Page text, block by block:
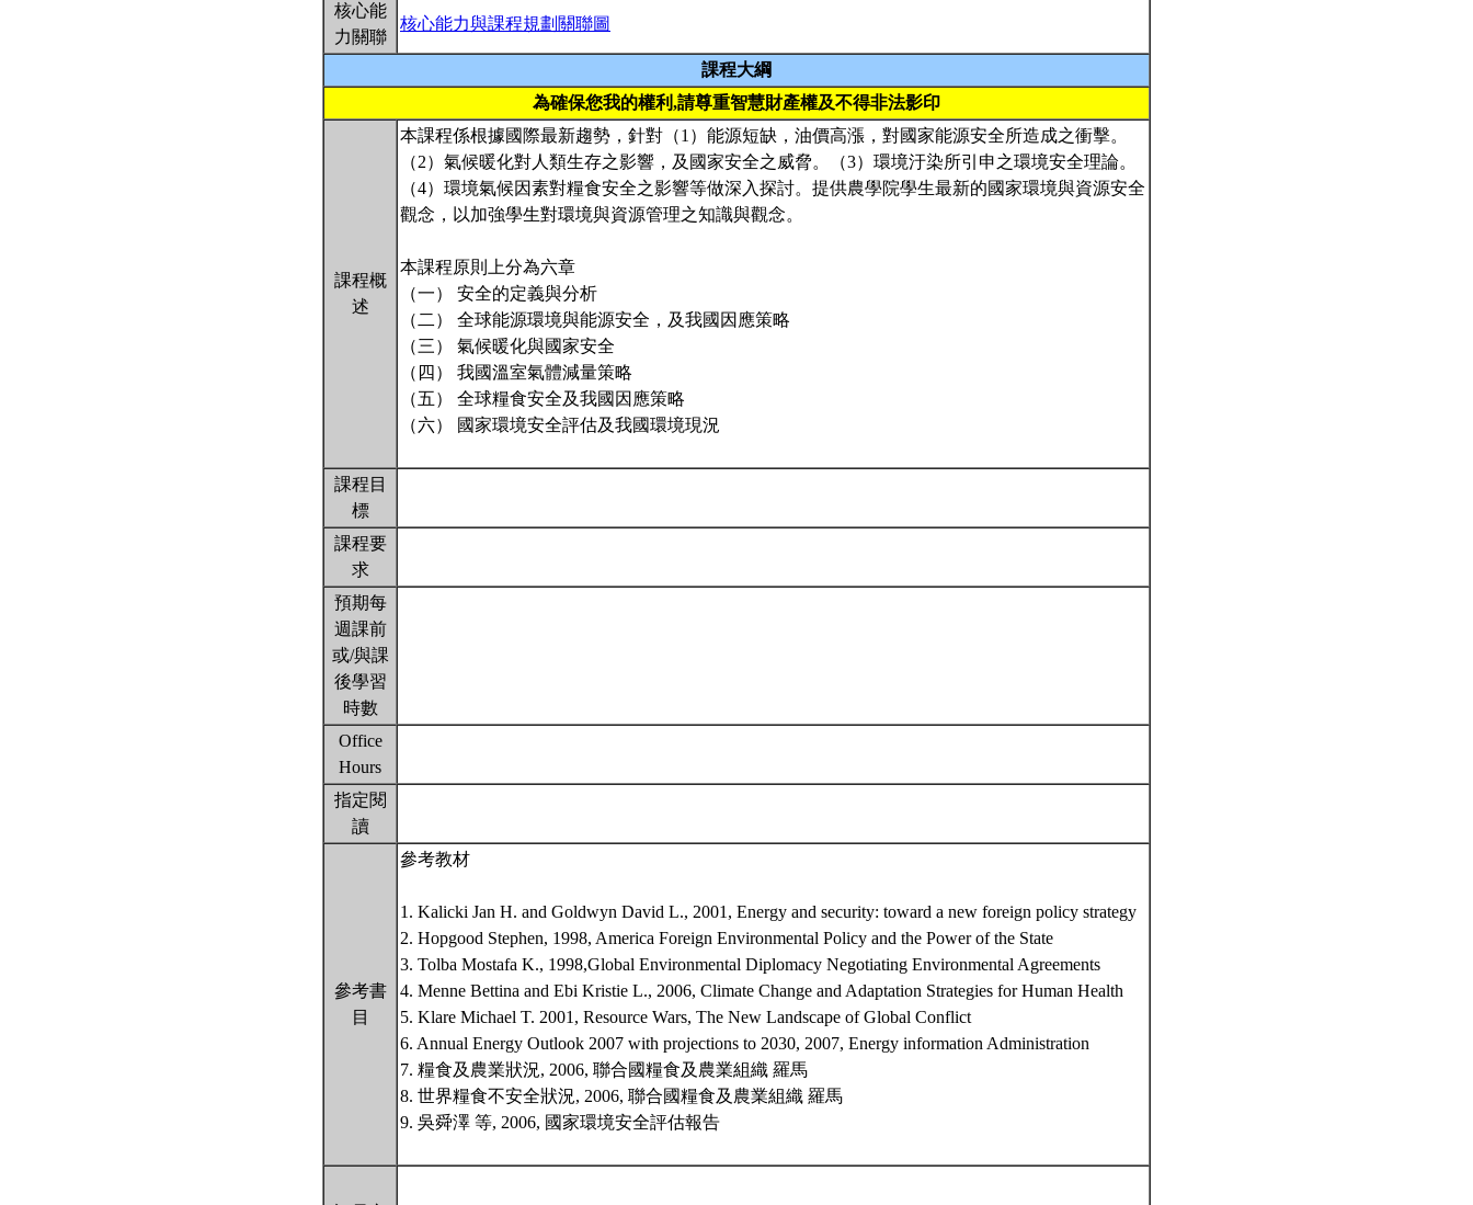
核心能
力關聯
核心能力與課程規劃關聯圖
課程大綱
為確保您我的權利,請尊重智慧財產權及不得非法影印
課程概
述
本課程係根據國際最新趨勢，針對（1）能源短缺，油價高漲，對國家能源安全所造成之衝擊。
（2）氣候暖化對人類生存之影響，及國家安全之威脅。（3）環境汙染所引申之環境安全理論。
（4）環境氣候因素對糧食安全之影響等做深入探討。提供農學院學生最新的國家環境與資源安全
觀念，以加強學生對環境與資源管理之知識與觀念。
本課程原則上分為六章
（一） 安全的定義與分析
（二） 全球能源環境與能源安全，及我國因應策略
（三） 氣候暖化與國家安全
（四） 我國溫室氣體減量策略
（五） 全球糧食安全及我國因應策略
（六） 國家環境安全評估及我國環境現況
課程目
標
課程要
求
預期每
週課前
或/與課
後學習
時數
Office
Hours
指定閱
讀
參考書
目
參考教材
1. Kalicki Jan H. and Goldwyn David L., 2001, Energy and security: toward a new foreign policy strategy
2. Hopgood Stephen, 1998, America Foreign Environmental Policy and the Power of the State
3. Tolba Mostafa K., 1998,Global Environmental Diplomacy Negotiating Environmental Agreements
4. Menne Bettina and Ebi Kristie L., 2006, Climate Change and Adaptation Strategies for Human Health
5. Klare Michael T. 2001, Resource Wars, The New Landscape of Global Conflict
6. Annual Energy Outlook 2007 with projections to 2030, 2007, Energy information Administration
7. 糧食及農業狀況, 2006, 聯合國糧食及農業組織 羅馬
8. 世界糧食不安全狀況, 2006, 聯合國糧食及農業組織 羅馬
9. 吳舜澤 等, 2006, 國家環境安全評估報告